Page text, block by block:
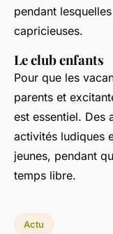
pendant
capricieuses.
Le club enfants
Pour que les
parents et
est essentiel. Des
activités ludiques
jeunes, pendant
temps libre.
Actu